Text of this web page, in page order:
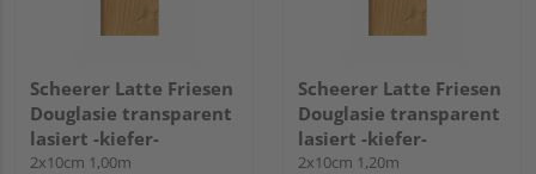
Scheerer Latte Friesen
Douglasie transparent
lasiert -kiefer-
2x10cm 1,00m
Scheerer Latte Friesen
Douglasie transparent
lasiert -kiefer-
2x10cm 1,20m